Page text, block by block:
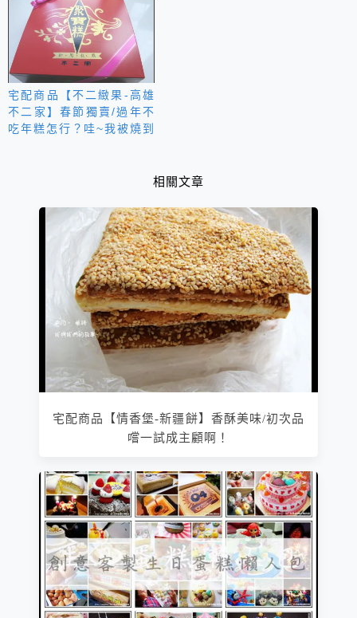
宅配商品【不二緻果-高雄
不二家】春節獨賣/過年不
吃年糕怎行？哇~我被燒到
相關文章
宅配商品【情香堡-新疆餅】香酥美味/初次品
嚐一試成主顧啊！